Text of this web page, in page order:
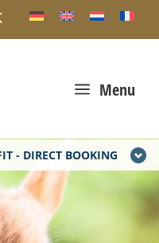
- DIRECT BOOKING
a Menu